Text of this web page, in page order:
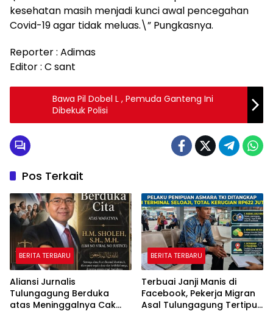
kesehatan masih menjadi kunci awal pencegahan
Covid-19 agar tidak meluas.\” Pungkasnya.
Reporter : Adimas
Editor : C sant
Bawa Pil Dobel L , Pemuda Ganteng Ini
Dibekuk Polisi
Pos Terkait
BERITA TERBARU
Aliansi Jurnalis
Tulungagung Berduka
atas Meninggalnya Cak
BERITA TERBARU
Terbuai Janji Manis di
Facebook, Pekerja Migran
Asal Tulungagung Tertipu